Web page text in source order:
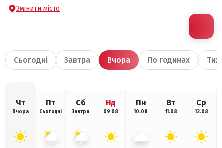
Змінити місто
Сьогодні Завтра Вчора По годинах
Чт
Вчора
Пт
Сьогодні
Сб
Завтра
Нд
09.08
Пн
10.08
Вт
11.08
Ср
12.08